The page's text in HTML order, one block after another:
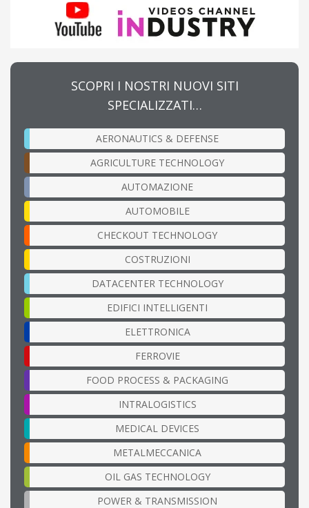
SCOPRI I NOSTRI NUOVI SITI
SPECIALIZZATI…
AERONAUTICS & DEFENSE
AGRICULTURE TECHNOLOGY
AUTOMAZIONE
AUTOMOBILE
CHECKOUT TECHNOLOGY
COSTRUZIONI
DATACENTER TECHNOLOGY
EDIFICI INTELLIGENTI
ELETTRONICA
FERROVIE
FOOD PROCESS & PACKAGING
INTRALOGISTICS
MEDICAL DEVICES
METALMECCANICA
OIL GAS TECHNOLOGY
POWER & TRANSMISSION